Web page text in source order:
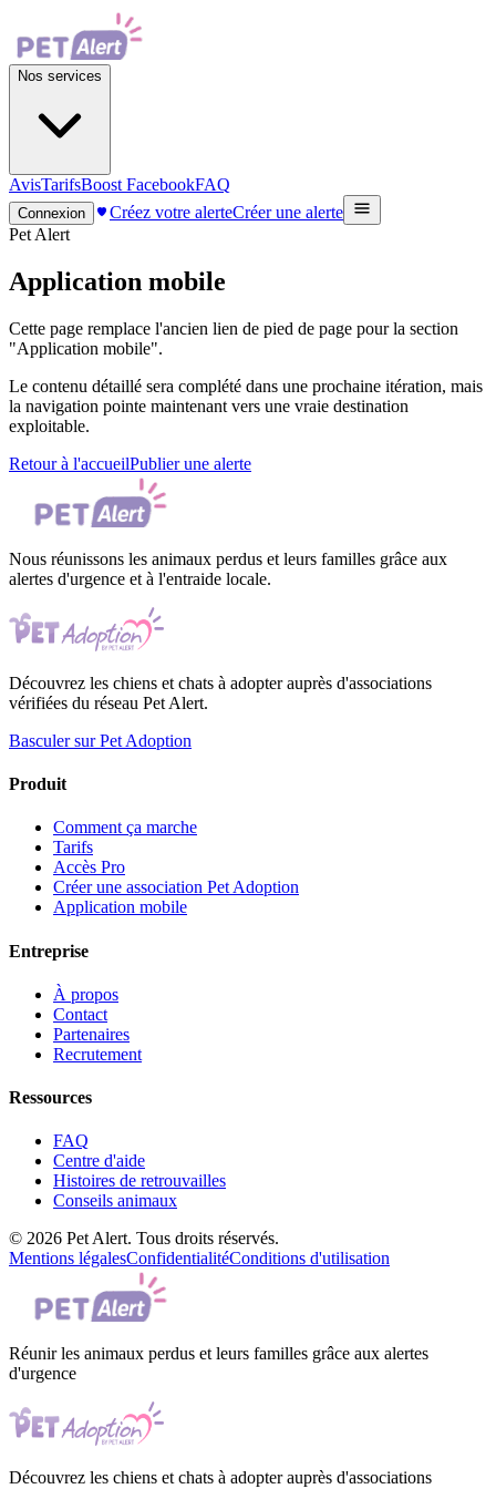
Nos services
AvisTarifsBoost FacebookFAQ
Connexion Créez votre alerteCréer une alerte
Pet Alert
Application mobile
Cette page remplace l'ancien lien de pied de page pour la section
"Application mobile".
Le contenu détaillé sera complété dans une prochaine itération, mais
la navigation pointe maintenant vers une vraie destination
exploitable.
Retour à l'accueilPublier une alerte
Nous réunissons les animaux perdus et leurs familles grâce aux
alertes d'urgence et à l'entraide locale.
Découvrez les chiens et chats à adopter auprès d'associations
vérifiées du réseau Pet Alert.
Basculer sur Pet Adoption
Produit
Comment ça marche
Tarifs
Accès Pro
Créer une association Pet Adoption
Application mobile
Entreprise
À propos
Contact
Partenaires
Recrutement
Ressources
FAQ
Centre d'aide
Histoires de retrouvailles
Conseils animaux
© 2026 Pet Alert. Tous droits réservés.
Mentions légalesConfidentialitéConditions d'utilisation
Réunir les animaux perdus et leurs familles grâce aux alertes
d'urgence
Découvrez les chiens et chats à adopter auprès d'associations